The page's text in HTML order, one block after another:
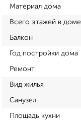
Материал дома
Всего этажей в доме
Балкон
Год постройки дома
Ремонт
Вид жилья
Санузел
Площадь кухни